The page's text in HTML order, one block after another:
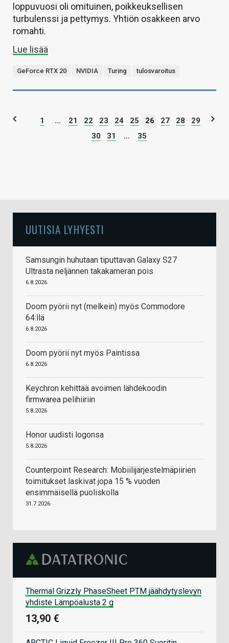
loppuvuosi oli omituinen, poikkeuksellisen
turbulenssi ja pettymys. Yhtiön osakkeen arvo
romahti.
Lue lisää
GeForce RTX 20 NVIDIA Turing tulosvaroitus
1 ... 21 22 23 24 25 26 27 28
29
30
31 ... 35
UUTISIA LYHYESTI
Samsungin huhutaan tiputtavan Galaxy S27
Ultrasta neljännen takakameran pois
6.8.2026
Doom pyörii nyt (melkein) myös Commodore
64:llä
6.8.2026
Doom pyörii nyt myös Paintissa
6.8.2026
Keychron kehittää avoimen lähdekoodin
firmwarea pelihiiriin
5.8.2026
Honor uudisti logonsa
5.8.2026
Counterpoint Research: Mobiilijärjestelmäpiirien
toimitukset laskivat jopa 15 % vuoden
ensimmäisellä puoliskolla
31.7.2026
Thermal Grizzly PhaseSheet PTM jäähdytyslevyn
yhdiste Lämpöalusta 2 g
13,90 €